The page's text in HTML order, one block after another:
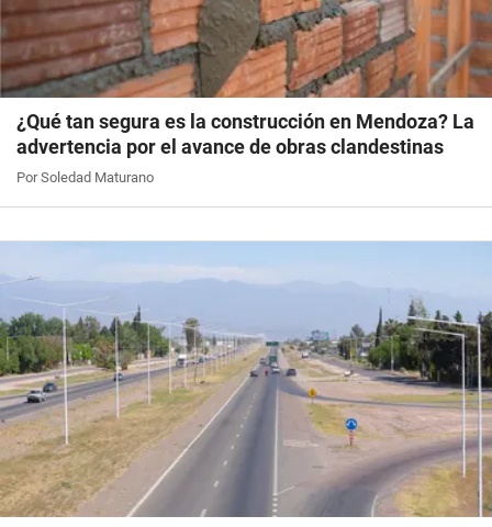
¿Qué tan segura es la construcción en Mendoza? La
advertencia por el avance de obras clandestinas
Por Soledad Maturano